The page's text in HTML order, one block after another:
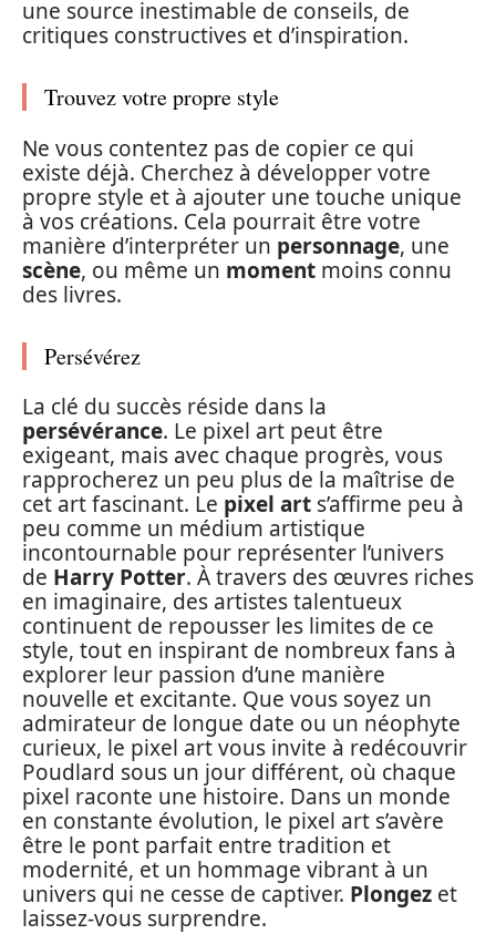
une source inestimable de conseils, de
critiques constructives et d’inspiration.
Trouvez votre propre style
Ne vous contentez pas de copier ce qui
existe déjà. Cherchez à développer votre
propre style et à ajouter une touche unique
à vos créations. Cela pourrait être votre
manière d’interpréter un personnage, une
scène, ou même un moment moins connu
des livres.
Persévérez
La clé du succès réside dans la
persévérance. Le pixel art peut être
exigeant, mais avec chaque progrès, vous
rapprocherez un peu plus de la maîtrise de
cet art fascinant. Le pixel art s’affirme peu à
peu comme un médium artistique
incontournable pour représenter l’univers
de Harry Potter. À travers des œuvres riches
en imaginaire, des artistes talentueux
continuent de repousser les limites de ce
style, tout en inspirant de nombreux fans à
explorer leur passion d’une manière
nouvelle et excitante. Que vous soyez un
admirateur de longue date ou un néophyte
curieux, le pixel art vous invite à redécouvrir
Poudlard sous un jour différent, où chaque
pixel raconte une histoire. Dans un monde
en constante évolution, le pixel art s’avère
être le pont parfait entre tradition et
modernité, et un hommage vibrant à un
univers qui ne cesse de captiver. Plongez et
laissez-vous surprendre.